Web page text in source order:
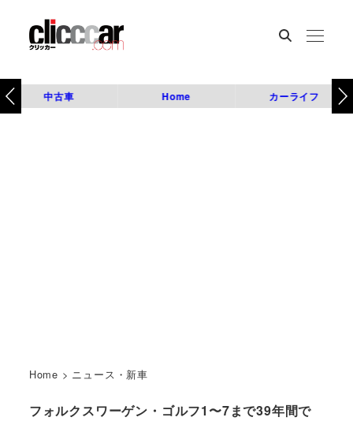
中古車 Home カーライフ
Home > ニュース・新車
フォルクスワーゲン・ゴルフ1〜7まで39年間で